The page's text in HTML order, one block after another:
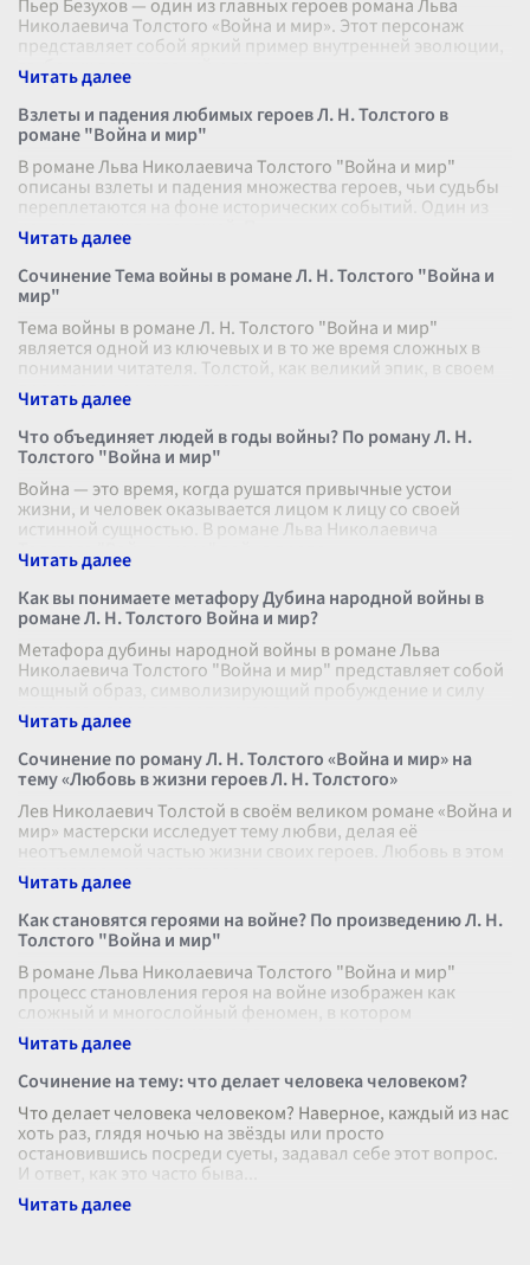
Пьер Безухов — один из главных героев романа Льва
Николаевича Толстого «Война и мир». Этот персонаж
представляет собой яркий пример внутренней эволюции,
глубоких переживаний и поис
Взлеты и падения любимых героев Л. Н. Толстого в
романе "Война и мир"
В романе Льва Николаевича Толстого "Война и мир"
описаны взлеты и падения множества героев, чьи судьбы
переплетаются на фоне исторических событий. Один из
центральных персонажей, П
Сочинение Тема войны в романе Л. Н. Толстого "Война и
мир"
Тема войны в романе Л. Н. Толстого "Война и мир"
является одной из ключевых и в то же время сложных в
понимании читателя. Толстой, как великий эпик, в своем
произведении охватывает
Что объединяет людей в годы войны? По роману Л. Н.
Толстого "Война и мир"
Война — это время, когда рушатся привычные устои
жизни, и человек оказывается лицом к лицу со своей
истинной сущностью. В романе Льва Николаевича
Толстого "Война и мир" война предс
Как вы понимаете метафору Дубина народной войны в
романе Л. Н. Толстого Война и мир?
Метафора дубины народной войны в романе Льва
Николаевича Толстого "Война и мир" представляет собой
мощный образ, символизирующий пробуждение и силу
русского народа в противостоянии
Сочинение по роману Л. Н. Толстого «Война и мир» на
тему «Любовь в жизни героев Л. Н. Толстого»
Лев Николаевич Толстой в своём великом романе «Война и
мир» мастерски исследует тему любви, делая её
неотъемлемой частью жизни своих героев. Любовь в этом
произведении представлена
Как становятся героями на войне? По произведению Л. Н.
Толстого "Война и мир"
В романе Льва Николаевича Толстого "Война и мир"
процесс становления героя на войне изображен как
сложный и многослойный феномен, в котором
значительную роль играют личные качества
Сочинение на тему: что делает человека человеком?
Что делает человека человеком? Наверное, каждый из нас
хоть раз, глядя ночью на звёзды или просто
остановившись посреди суеты, задавал себе этот вопрос.
И ответ, как это часто быва